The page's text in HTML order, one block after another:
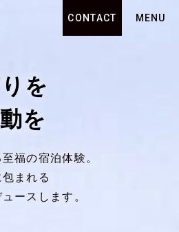
MENU
CONTACT
を
を
福の宿泊体験。
まれる
ースします。